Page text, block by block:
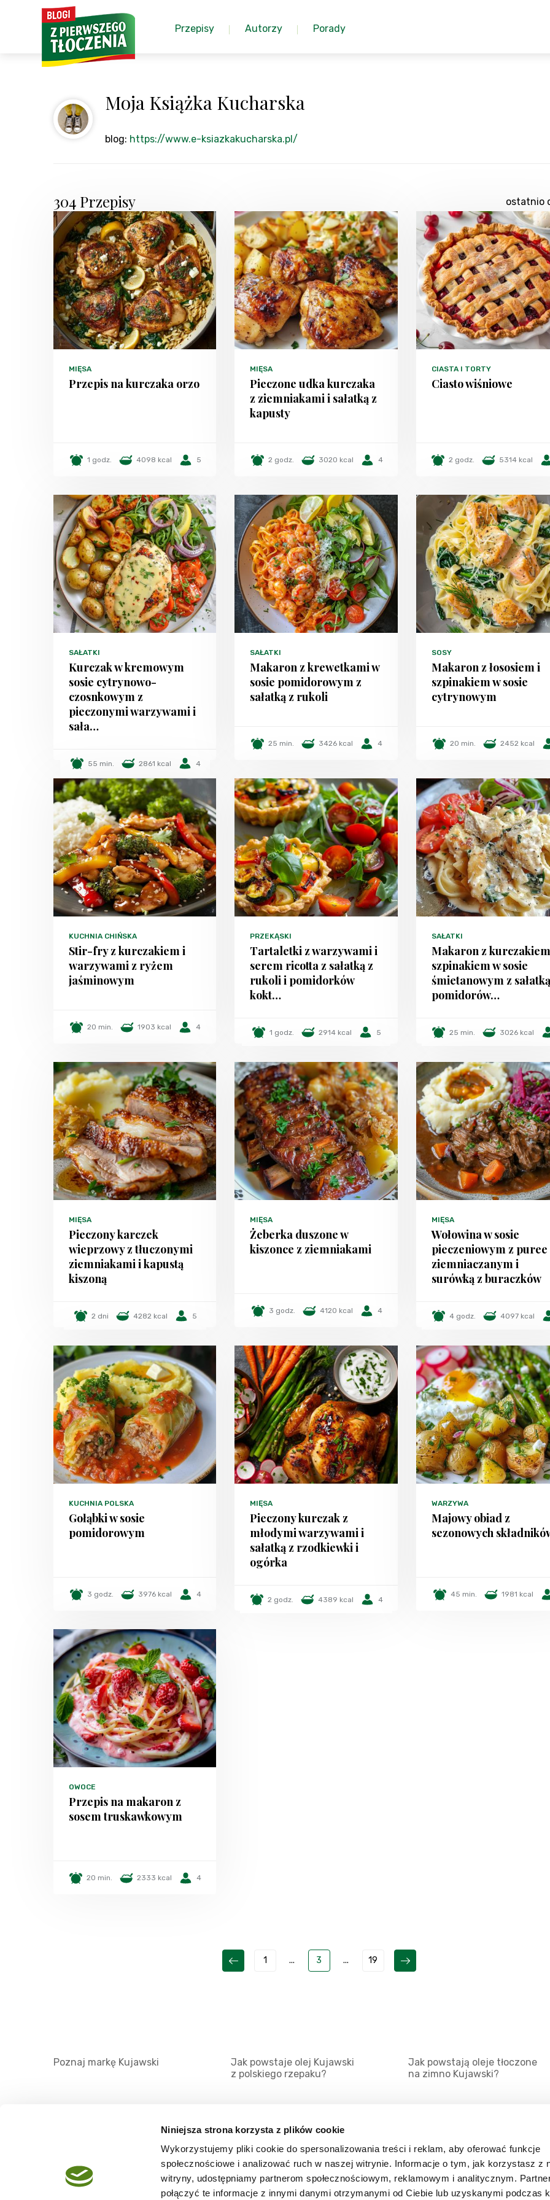
Niniejsza strona korzysta z plików cookie
Wykorzystujemy pliki cookie do spersonalizowania treści i reklam, aby oferować funkcje
społecznościowe i analizować ruch w naszej witrynie. Informacje o tym, jak korzystasz z
witryny, udostępniamy partnerom społecznościowym, reklamowym i analitycznym.
połączyć te informacje z innymi danymi otrzymanymi od Ciebie lub uzyskanymi podczas
Przepisy Autorzy Porady
Moja Książka Kucharska
blog: https://www.e-ksiazkakucharska.pl/
304 Przepisy ostatnio
MIĘSA
Przepis na kurczaka orzo
1 godz. 4098 kcal 5
MIĘSA
Pieczone udka kurczaka
z ziemniakami i sałatką z
kapusty
2 godz. 3020 kcal 4
CIASTA I TORTY
Ciasto wiśniowe
2 godz. 5314 kcal
SAŁATKI
Kurczak w kremowym
sosie cytrynowo-
czosnkowym z
pieczonymi warzywami i
sała…
55 min. 2861 kcal 4
SAŁATKI
Makaron z krewetkami w
sosie pomidorowym z
sałatką z rukoli
25 min. 3426 kcal 4
SOSY
Makaron z łososiem i
szpinakiem w sosie
cytrynowym
20 min. 2452 kcal
KUCHNIA CHIŃSKA
Stir-fry z kurczakiem i
warzywami z ryżem
jaśminowym
20 min. 1903 kcal 4
PRZEKĄSKI
Tartaletki z warzywami i
serem ricotta z sałatką z
rukoli i pomidorków
kokt…
1 godz. 2914 kcal 5
SAŁATKI
Makaron z
szpinakiem w sosie
śmietanowym z
pomidorów…
25 min. 3026 kcal
MIĘSA
Pieczony karczek
wieprzowy z tłuczonymi
ziemniakami i kapustą
kiszoną
2 dni 4282 kcal 5
MIĘSA
Żeberka duszone w
kiszonce z ziemniakami
3 godz. 4120 kcal 4
MIĘSA
Wołowina w sosie
pieczeniowym z puree
ziemniaczanym i
surówką z buraczków
4 godz. 4097 kcal
KUCHNIA POLSKA
Gołąbki w sosie
pomidorowym
3 godz. 3976 kcal 4
MIĘSA
Pieczony kurczak z
młodymi warzywami i
sałatką z rzodkiewki i
ogórka
2 godz. 4389 kcal 4
WARZYWA
Majowy obiad z
sezonowych
45 min. 1981 kcal
OWOCE
Przepis na makaron z
sosem truskawkowym
20 min. 2333 kcal 4
1 ... 3 ... 19
Poznaj markę Kujawski
Jak powstaje olej Kujawski
z polskiego rzepaku?
Jak powstają oleje tłoczone
na zimno Kujawski?
Regulamin
Mapa serwisu
Kanały RSS